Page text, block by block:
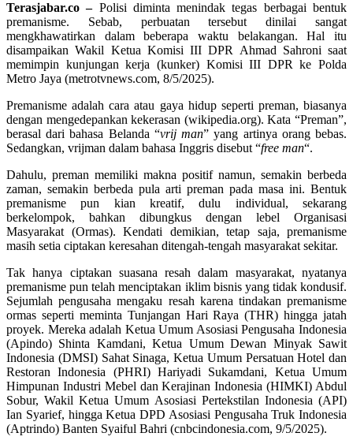
Terasjabar.co – Polisi diminta menindak tegas berbagai bentuk
premanisme. Sebab, perbuatan tersebut dinilai sangat
mengkhawatirkan dalam beberapa waktu belakangan. Hal itu
disampaikan Wakil Ketua Komisi III DPR Ahmad Sahroni saat
memimpin kunjungan kerja (kunker) Komisi III DPR ke Polda
Metro Jaya (metrotvnews.com, 8/5/2025).
Premanisme adalah cara atau gaya hidup seperti preman, biasanya
dengan mengedepankan kekerasan (wikipedia.org). Kata “Preman”,
berasal dari bahasa Belanda “vrij man” yang artinya orang bebas.
Sedangkan, vrijman dalam bahasa Inggris disebut “free man“.
Dahulu, preman memiliki makna positif namun, semakin berbeda
zaman, semakin berbeda pula arti preman pada masa ini. Bentuk
premanisme pun kian kreatif, dulu individual, sekarang
berkelompok, bahkan dibungkus dengan lebel Organisasi
Masyarakat (Ormas). Kendati demikian, tetap saja, premanisme
masih setia ciptakan keresahan ditengah-tengah masyarakat sekitar.
Tak hanya ciptakan suasana resah dalam masyarakat, nyatanya
premanisme pun telah menciptakan iklim bisnis yang tidak kondusif.
Sejumlah pengusaha mengaku resah karena tindakan premanisme
ormas seperti meminta Tunjangan Hari Raya (THR) hingga jatah
proyek. Mereka adalah Ketua Umum Asosiasi Pengusaha Indonesia
(Apindo) Shinta Kamdani, Ketua Umum Dewan Minyak Sawit
Indonesia (DMSI) Sahat Sinaga, Ketua Umum Persatuan Hotel dan
Restoran Indonesia (PHRI) Hariyadi Sukamdani, Ketua Umum
Himpunan Industri Mebel dan Kerajinan Indonesia (HIMKI) Abdul
Sobur, Wakil Ketua Umum Asosiasi Pertekstilan Indonesia (API)
Ian Syarief, hingga Ketua DPD Asosiasi Pengusaha Truk Indonesia
(Aptrindo) Banten Syaiful Bahri (cnbcindonesia.com, 9/5/2025).